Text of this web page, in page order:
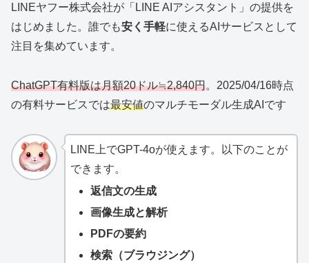
LINEヤフー株式会社が「LINE AIアシスタント」の提供を
はじめました。誰でも安く手軽に使えるAIサービスとして
注目を集めています。
ChatGPT有料版は月額20ドル≒2,840円。2025/04/16時点
の有料サービスでは最安値のマルチモーダル生成AIです
LINE上でGPT-4oが使えます。以下のことが
できます。
返信文の生成
画像生成と解析
PDFの要約
検索（ブラウジング）